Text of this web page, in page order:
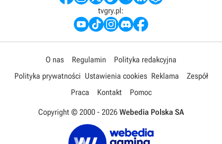
tvgry.pl:
O nas Regulamin
Polityka redakcyjna
Polityka prywatności Ustawienia cookies Reklama
Zespół
Praca
Kontakt Pomoc
Copyright © 2000 - 2026 Webedia Polska SA